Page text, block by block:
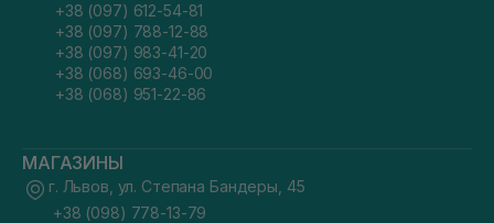
+38 (097) 612-54-81
+38 (097) 788-12-88
+38 (097) 983-41-20
+38 (068) 693-46-00
+38 (068) 951-22-86
МАГАЗИНЫ
г. Львов, ул. Степана Бандеры, 45
+38 (098) 778-13-79